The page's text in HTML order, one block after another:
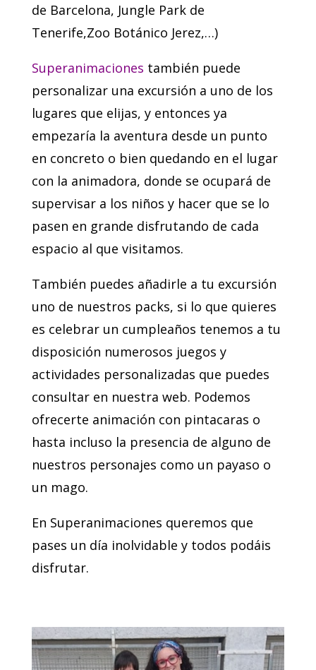
de Barcelona, Jungle Park de
Tenerife,Zoo Botánico Jerez,…)
Superanimaciones también puede
personalizar una excursión a uno de los
lugares que elijas, y entonces ya
empezaría la aventura desde un punto
en concreto o bien quedando en el lugar
con la animadora, donde se ocupará de
supervisar a los niños y hacer que se lo
pasen en grande disfrutando de cada
espacio al que visitamos.
También puedes añadirle a tu excursión
uno de nuestros packs, si lo que quieres
es celebrar un cumpleaños tenemos a tu
disposición numerosos juegos y
actividades personalizadas que puedes
consultar en nuestra web. Podemos
ofrecerte animación con pintacaras o
hasta incluso la presencia de alguno de
nuestros personajes como un payaso o
un mago.
En Superanimaciones queremos que
pases un día inolvidable y todos podáis
disfrutar.